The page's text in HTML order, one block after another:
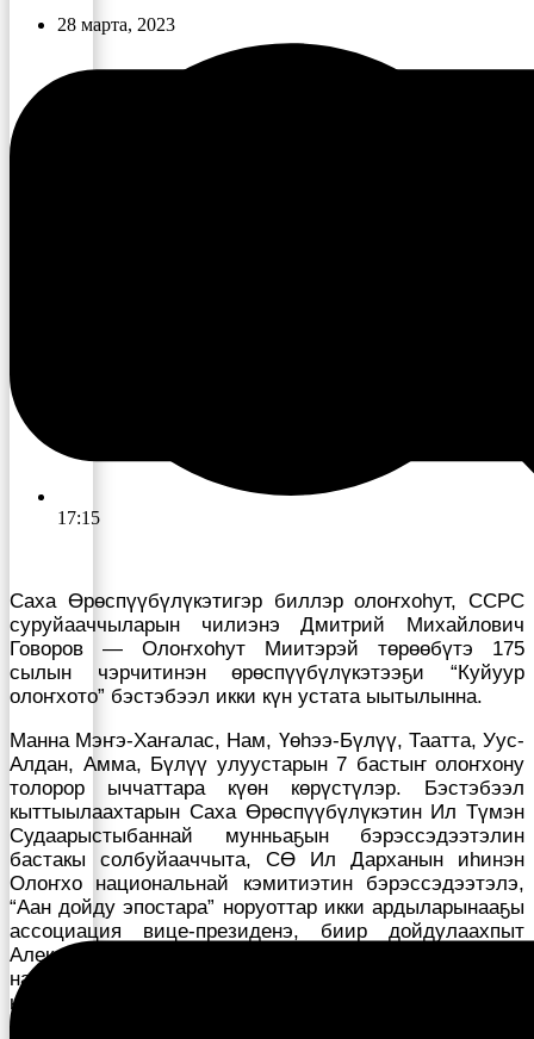
28 марта, 2023
17:15
Саха Өрөспүүбүлүкэтигэр биллэр олоҥхоһут, ССРС
суруйааччыларын чилиэнэ Дмитрий Михайлович
Говоров — Олоҥхоһут Миитэрэй төрөөбүтэ 175
сылын чэрчитинэн өрөспүүбүлүкэтээҕи “Куйуур
олоҥхото” бэстэбээл икки күн устата ыытылынна.
Манна Мэҥэ-Хаҥалас, Нам, Үөһээ-Бүлүү, Таатта, Уус-
Алдан, Амма, Бүлүү улуустарын 7 бастыҥ олоҥхону
толорор ыччаттара күөн көрүстүлэр. Бэстэбээл
кыттыылаахтарын Саха Өрөспүүбүлүкэтин Ил Түмэн
Судаарыстыбаннай мунньаҕын бэрэссэдээтэлин
бастакы солбуйааччыта, СӨ Ил Дарханын иһинэн
Олоҥхо национальнай кэмитиэтин бэрэссэдээтэлэ,
“Аан дойду эпостара” норуоттар икки ардыларынааҕы
ассоциация вице-президенэ, биир дойдулаахпыт
Александр Николаевич Жирков, филологическай
наука доктора, олоҥхону чинчийэччи, профессор, СӨ
наукатын үтүөлээх деятелэ Василий Васильевич
Илларионов эҕэрдэлээтилэр.